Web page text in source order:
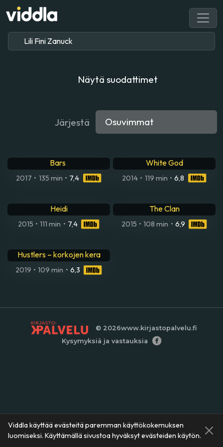
Näytä suodattimet
Järjestä
Bars
2017 • 135 min • 7,4
White God
2014 • 119 min • 6,8
Heidi
2015 • 111 min • 7,4
The Clan
2015 • 108 min • 6,9
Hustlers – korkojen kera
2019 • 109 min • 6,3
© 2026www.kirjastopalvelu.fi
Kysymyksiä ja vastauksia
Viddla käyttää evästeitä paremman käyttökokemuksen
luomiseksi. Käyttämällä sivustoa hyväksyt evästeiden käytön.